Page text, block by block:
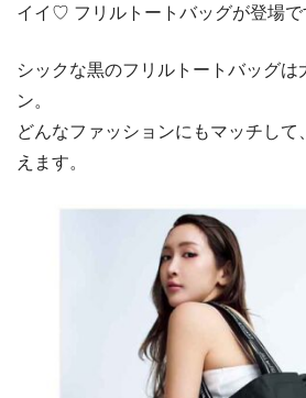
イイ♡ フリルトートバッグが登場で
シックな黒のフリルトートバッグは
ン。
どんなファッションにもマッチして
えます。